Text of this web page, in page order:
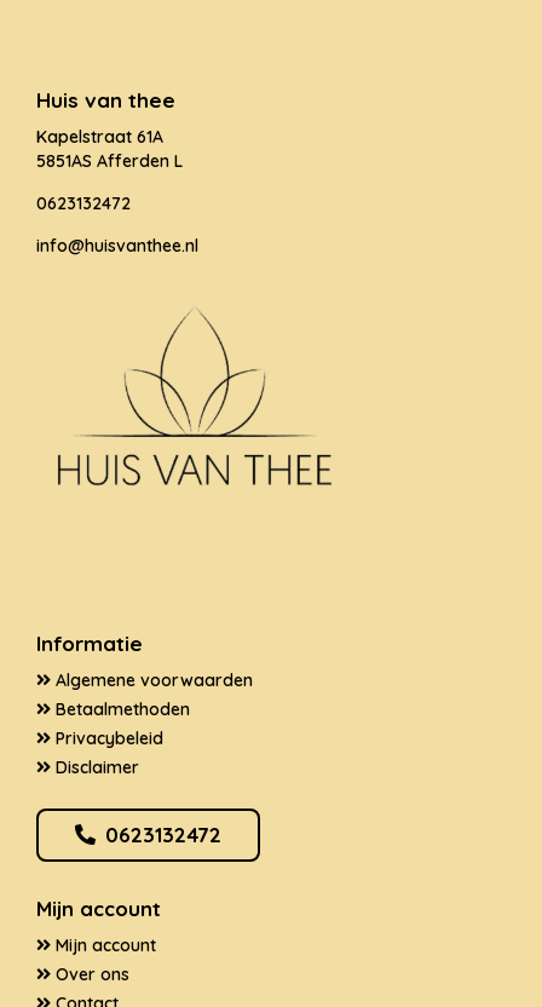
Huis van thee
Kapelstraat 61A
5851AS Afferden L
0623132472
info@huisvanthee.nl
Informatie
Algemene voorwaarden
Betaalmethoden
Privacybeleid
Disclaimer
0623132472
Mijn account
Mijn account
Over ons